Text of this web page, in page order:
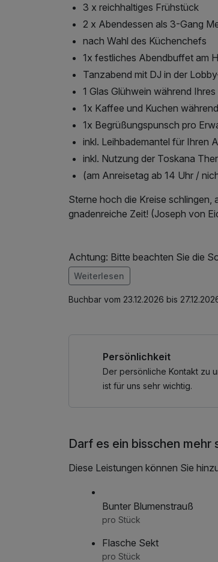
3 x reichhaltiges Frühstück
2 x Abendessen als 3-Gang
nach Wahl des Küchenchefs
1x festliches Abendbuffet am
Tanzabend mit DJ in der
1 Glas Glühwein während
1x Kaffee und Kuchen
1x Begrüßungspunsch pro
inkl. Leihbademantel für Ihren
inkl. Nutzung der Toskana
(am Anreisetag ab 14 Uhr /
Sterne hoch die Kreise
gnadenreiche Zeit! (Joseph von
Achtung: Bitte beachten Sie die
die Anreise am 24.12.2026
Wir bitten um Anzahlung in Höhe
Verwendungszweck: Ihr Name,
Bitte beachten Sie, dass wir bei
Bearbeitungsgebühren der
Im Angebot enthalten
1 Flasche Mineralwasser, W-LAN
Weiterlesen
Buchbar vom 23.12.2026 bis
Persönlichkeit
Der persönliche Kontakt zu
ist für uns sehr wichtig.
Darf es ein bisschen mehr
Diese Leistungen können Sie
Bunter Blumenstrauß
pro Stück
Flasche Sekt
pro Stück